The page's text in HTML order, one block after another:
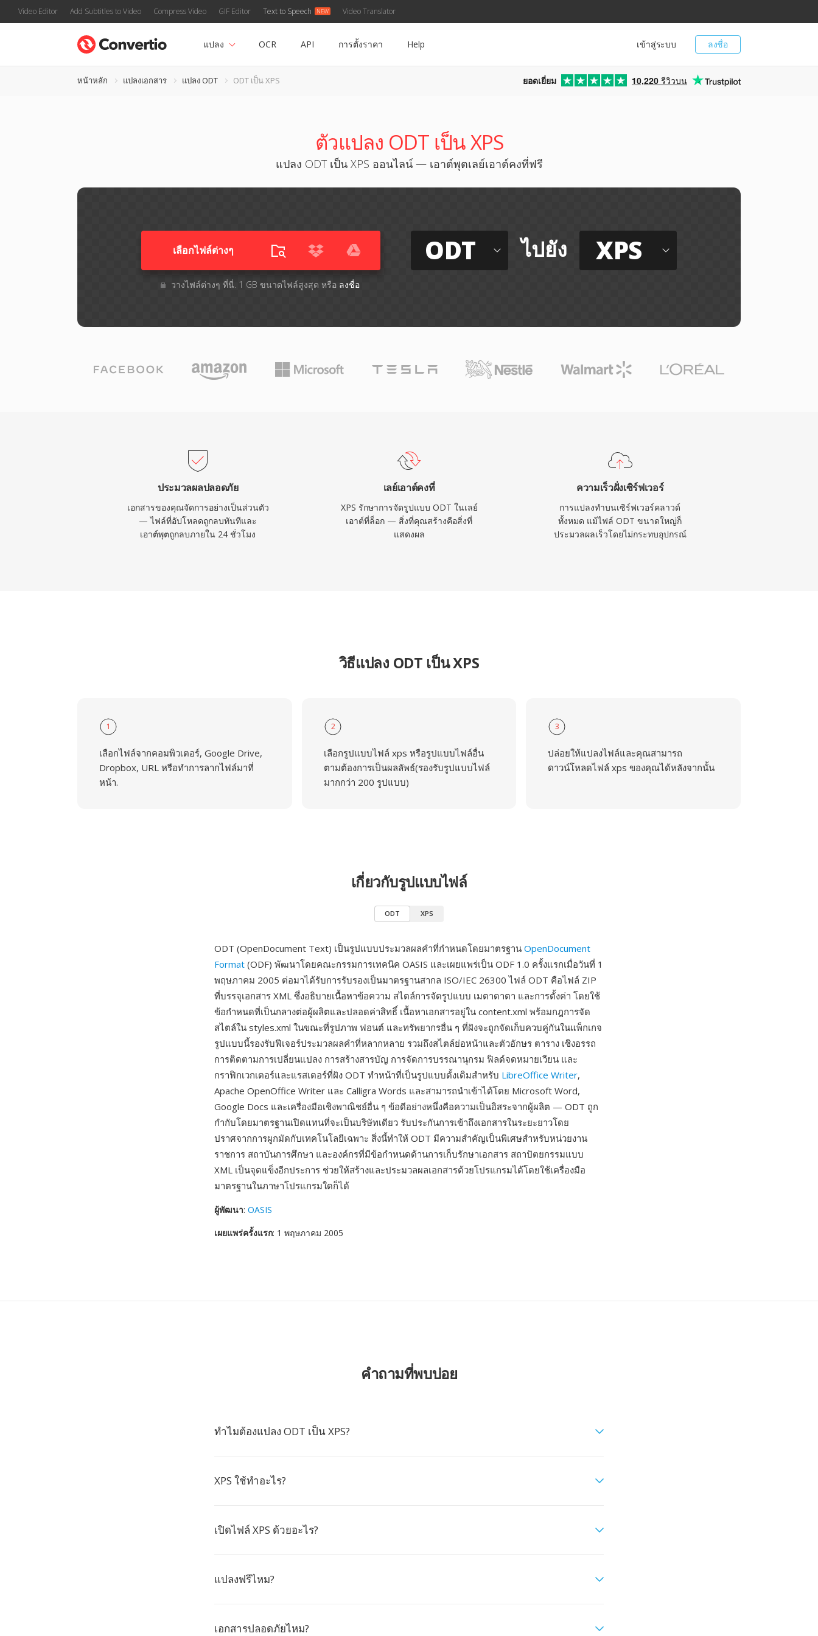
Video Editor Add Subtitles to Video Compress Video GIF Editor Text to Speech Video Translator
ลงชื่อ
เข้าสู่ระบบ
แปลง OCR API การตั้งราคา Help
หน้าหลัก แปลงเอกสาร แปลง ODT ODT เป็น XPS ยอดเยี่ยม 10,220 รีวิวบน
ตัวแปลง ODT เป็น XPS
แปลง ODT เป็น XPS ออนไลน์ — เอาต์พุตเลย์เอาต์คงที่ฟรี
เลือกไฟล์ต่างๆ​
วางไฟล์ต่างๆ​ ที่นี่. 1 GB ขนาดไฟล์สูงสุด หรือ ลงชื่อ
ODT ไปยัง XPS
ประมวลผลปลอดภัย
เอกสารของคุณจัดการอย่างเป็นส่วนตัว
— ไฟล์ที่อัปโหลดถูกลบทันทีและ
เอาต์พุตถูกลบภายใน 24 ชั่วโมง
เลย์เอาต์คงที่
XPS รักษาการจัดรูปแบบ ODT ในเลย์
เอาต์ที่ล็อก — สิ่งที่คุณสร้างคือสิ่งที่
แสดงผล
ความเร็วฝั่งเซิร์ฟเวอร์
การแปลงทำบนเซิร์ฟเวอร์คลาวด์
ทั้งหมด แม้ไฟล์ ODT ขนาดใหญ่ก็
ประมวลผลเร็วโดยไม่กระทบอุปกรณ์
วิธีแปลง ODT เป็น XPS
1
เลือกไฟล์จากคอมพิวเตอร์, Google Drive,
Dropbox, URL หรือทำการลากไฟล์มาที่
หน้า.
2
เลือกรูปแบบไฟล์ xps หรือรูปแบบไฟล์อื่น
ตามต้องการเป็นผลลัพธ์(รองรับรูปแบบไฟล์
มากกว่า 200 รูปแบบ)
3
ปล่อยให้แปลงไฟล์และคุณสามารถ
ดาวน์โหลดไฟล์ xps ของคุณได้หลังจากนั้น
เกี่ยวกับรูปแบบไฟล์
ODT XPS
ODT (OpenDocument Text) เป็นรูปแบบประมวลผลคำที่กำหนดโดยมาตรฐาน OpenDocument
Format (ODF) พัฒนาโดยคณะกรรมการเทคนิค OASIS และเผยแพร่เป็น ODF 1.0 ครั้งแรกเมื่อวันที่ 1
พฤษภาคม 2005 ต่อมาได้รับการรับรองเป็นมาตรฐานสากล ISO/IEC 26300 ไฟล์ ODT คือไฟล์ ZIP
ที่บรรจุเอกสาร XML ซึ่งอธิบายเนื้อหาข้อความ สไตล์การจัดรูปแบบ เมตาดาตา และการตั้งค่า โดยใช้
ข้อกำหนดที่เป็นกลางต่อผู้ผลิตและปลอดค่าสิทธิ์ เนื้อหาเอกสารอยู่ใน content.xml พร้อมกฎการจัด
สไตล์ใน styles.xml ในขณะที่รูปภาพ ฟอนต์ และทรัพยากรอื่น ๆ ที่ฝังจะถูกจัดเก็บควบคู่กันในแพ็กเกจ
รูปแบบนี้รองรับฟีเจอร์ประมวลผลคำที่หลากหลาย รวมถึงสไตล์ย่อหน้าและตัวอักษร ตาราง เชิงอรรถ
การติดตามการเปลี่ยนแปลง การสร้างสารบัญ การจัดการบรรณานุกรม ฟิลด์จดหมายเวียน และ
กราฟิกเวกเตอร์และแรสเตอร์ที่ฝัง ODT ทำหน้าที่เป็นรูปแบบดั้งเดิมสำหรับ LibreOffice Writer,
Apache OpenOffice Writer และ Calligra Words และสามารถนำเข้าได้โดย Microsoft Word,
Google Docs และเครื่องมือเชิงพาณิชย์อื่น ๆ ข้อดีอย่างหนึ่งคือความเป็นอิสระจากผู้ผลิต — ODT ถูก
กำกับโดยมาตรฐานเปิดแทนที่จะเป็นบริษัทเดียว รับประกันการเข้าถึงเอกสารในระยะยาวโดย
ปราศจากการผูกมัดกับเทคโนโลยีเฉพาะ สิ่งนี้ทำให้ ODT มีความสำคัญเป็นพิเศษสำหรับหน่วยงาน
ราชการ สถาบันการศึกษา และองค์กรที่มีข้อกำหนดด้านการเก็บรักษาเอกสาร สถาปัตยกรรมแบบ
XML เป็นจุดแข็งอีกประการ ช่วยให้สร้างและประมวลผลเอกสารด้วยโปรแกรมได้โดยใช้เครื่องมือ
มาตรฐานในภาษาโปรแกรมใดก็ได้
ผู้พัฒนา: OASIS
เผยแพร่ครั้งแรก: 1 พฤษภาคม 2005
คำถามที่พบบ่อย
ทำไมต้องแปลง ODT เป็น XPS?
XPS ใช้ทำอะไร?
เปิดไฟล์ XPS ด้วยอะไร?
แปลงฟรีไหม?
เอกสารปลอดภัยไหม?